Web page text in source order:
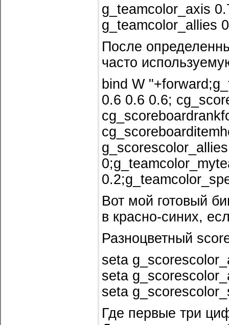
g_teamcolor_axis
g_teamcolor_allies
После
часто
bind W
0.6 0.6 0.6;
Вот мой готовый
в красно-синих,
Разноцветный
seta
seta
seta
Где первые три